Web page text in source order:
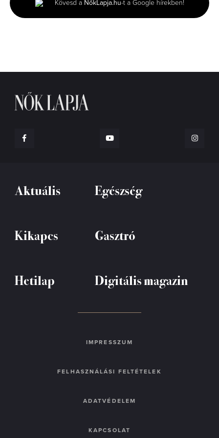
Kövesd a NőkLapja.hu-t a Google hírekben!
Aktuális Egészség
Kikapcs Gasztró
Hetilap Digitális magazin
IMPRESSZUM
FELHASZNÁLÁSI FELTÉTELEK
ADATVÉDELEM
KAPCSOLAT